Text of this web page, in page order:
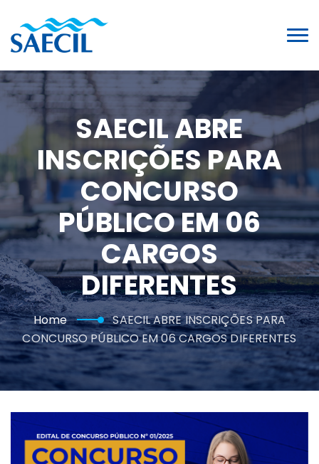
SAECIL ABRE
INSCRIÇÕES PARA
CONCURSO
PÚBLICO EM 06
CARGOS
DIFERENTES
Home
SAECIL ABRE INSCRIÇÕES PARA
CONCURSO PÚBLICO EM 06 CARGOS DIFERENTES